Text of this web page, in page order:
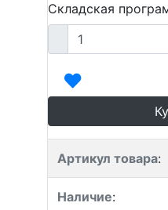
Складская
Артикул товара:
Наличие: